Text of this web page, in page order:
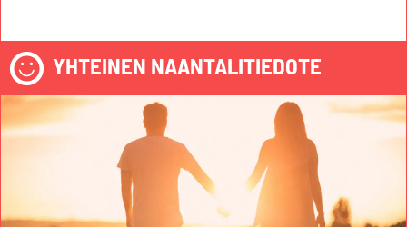
YHTEINEN NAANTALITIEDOTE